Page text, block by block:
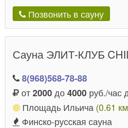
Позвонить в сауну
Сауна ЭЛИТ-КЛУБ
8(968)568-78-88
от2000до4000 руб./час
Площадь Ильича (0.61
Финско-русская сауна